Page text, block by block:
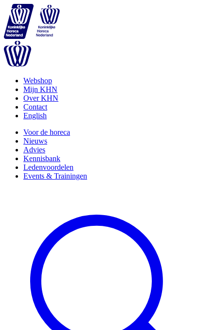
Webshop
Mijn KHN
Over KHN
Contact
English
Voor de horeca
Nieuws
Advies
Kennisbank
Ledenvoordelen
Events & Trainingen